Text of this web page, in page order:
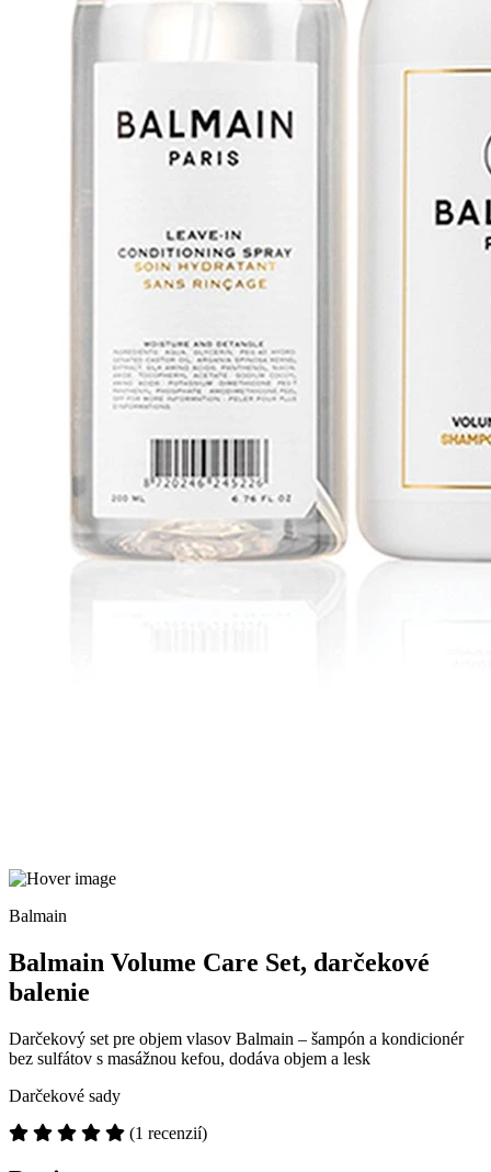
Balmain
Balmain Volume Care Set, darčekové
balenie
Darčekový set pre objem vlasov Balmain – šampón a kondicionér
bez sulfátov s masážnou kefou, dodáva objem a lesk
Darčekové sady
(1 recenzií)